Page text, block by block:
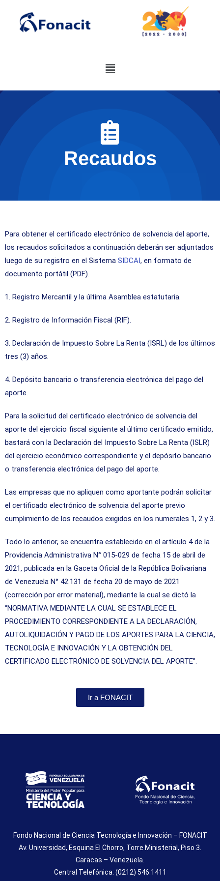
Recaudos
Para obtener el certificado electrónico de solvencia del aporte,
los recaudos solicitados a continuación deberán ser adjuntados
luego de su registro en el Sistema SIDCAI, en formato de
documento portátil (PDF).
1. Registro Mercantil y la última Asamblea estatutaria.
2. Registro de Información Fiscal (RIF).
3. Declaración de Impuesto Sobre La Renta (ISRL) de los últimos
tres (3) años.
4. Depósito bancario o transferencia electrónica del pago del
aporte.
Para la solicitud del certificado electrónico de solvencia del
aporte del ejercicio fiscal siguiente al último certificado emitido,
bastará con la Declaración del Impuesto Sobre La Renta (ISLR)
del ejercicio económico correspondiente y el depósito bancario
o transferencia electrónica del pago del aporte.
Las empresas que no apliquen como aportante podrán solicitar
el certificado electrónico de solvencia del aporte previo
cumplimiento de los recaudos exigidos en los numerales 1, 2 y 3.
Todo lo anterior, se encuentra establecido en el artículo 4 de la
Providencia Administrativa N° 015-029 de fecha 15 de abril de
2021, publicada en la Gaceta Oficial de la República Bolivariana
de Venezuela N° 42.131 de fecha 20 de mayo de 2021
(corrección por error material), mediante la cual se dictó la
“NORMATIVA MEDIANTE LA CUAL SE ESTABLECE EL
PROCEDIMIENTO CORRESPONDIENTE A LA DECLARACIÓN,
AUTOLIQUIDACIÓN Y PAGO DE LOS APORTES PARA LA CIENCIA,
TECNOLOGÍA E INNOVACIÓN Y LA OBTENCIÓN DEL
CERTIFICADO ELECTRÓNICO DE SOLVENCIA DEL APORTE”.
Ir a FONACIT
Fondo Nacional de Ciencia Tecnología e Innovación – FONACIT
Av. Universidad, Esquina El Chorro, Torre Ministerial, Piso 3.
Caracas – Venezuela.
Central Telefónica: (0212) 546.1411